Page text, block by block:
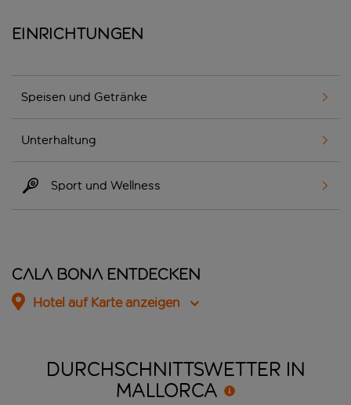
Einrichtungen
Speisen und Getränke
Unterhaltung
Sport und Wellness
Cala Bona entdecken
Hotel auf Karte anzeigen
DURCHSCHNITTSWETTER IN
MALLORCA